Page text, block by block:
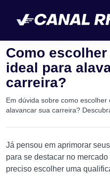
Como
ideal para
carreira?
Em dúvida sobre como
alavancar sua carreira?
Já pensou em aprimorar
para se destacar no
preciso escolher uma